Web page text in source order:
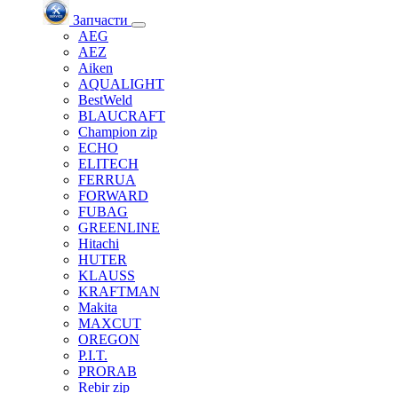
Запчасти
AEG
AEZ
Aiken
AQUALIGHT
BestWeld
BLAUCRAFT
Champion zip
ECHO
ELITECH
FERRUA
FORWARD
FUBAG
GREENLINE
Hitachi
HUTER
KLAUSS
KRAFTMAN
Makita
MAXCUT
OREGON
P.I.T.
PRORAB
Rebir zip